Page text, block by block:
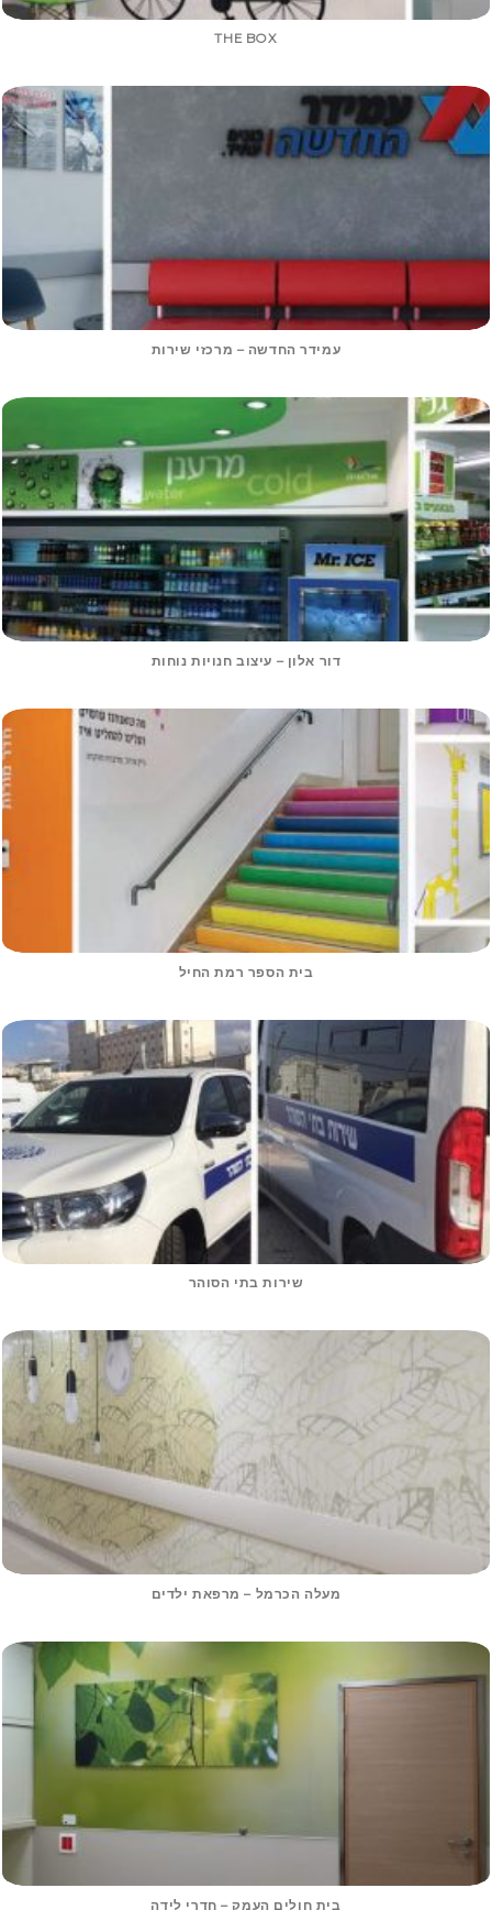
THE BOX
עמידר החדשה – מרכזי שירות
דור אלון – עיצוב חנויות נוחות
בית הספר רמת החיל
שירות בתי הסוהר
מעלה הכרמל – מרפאת ילדים
בית חולים העמק – חדרי לידה